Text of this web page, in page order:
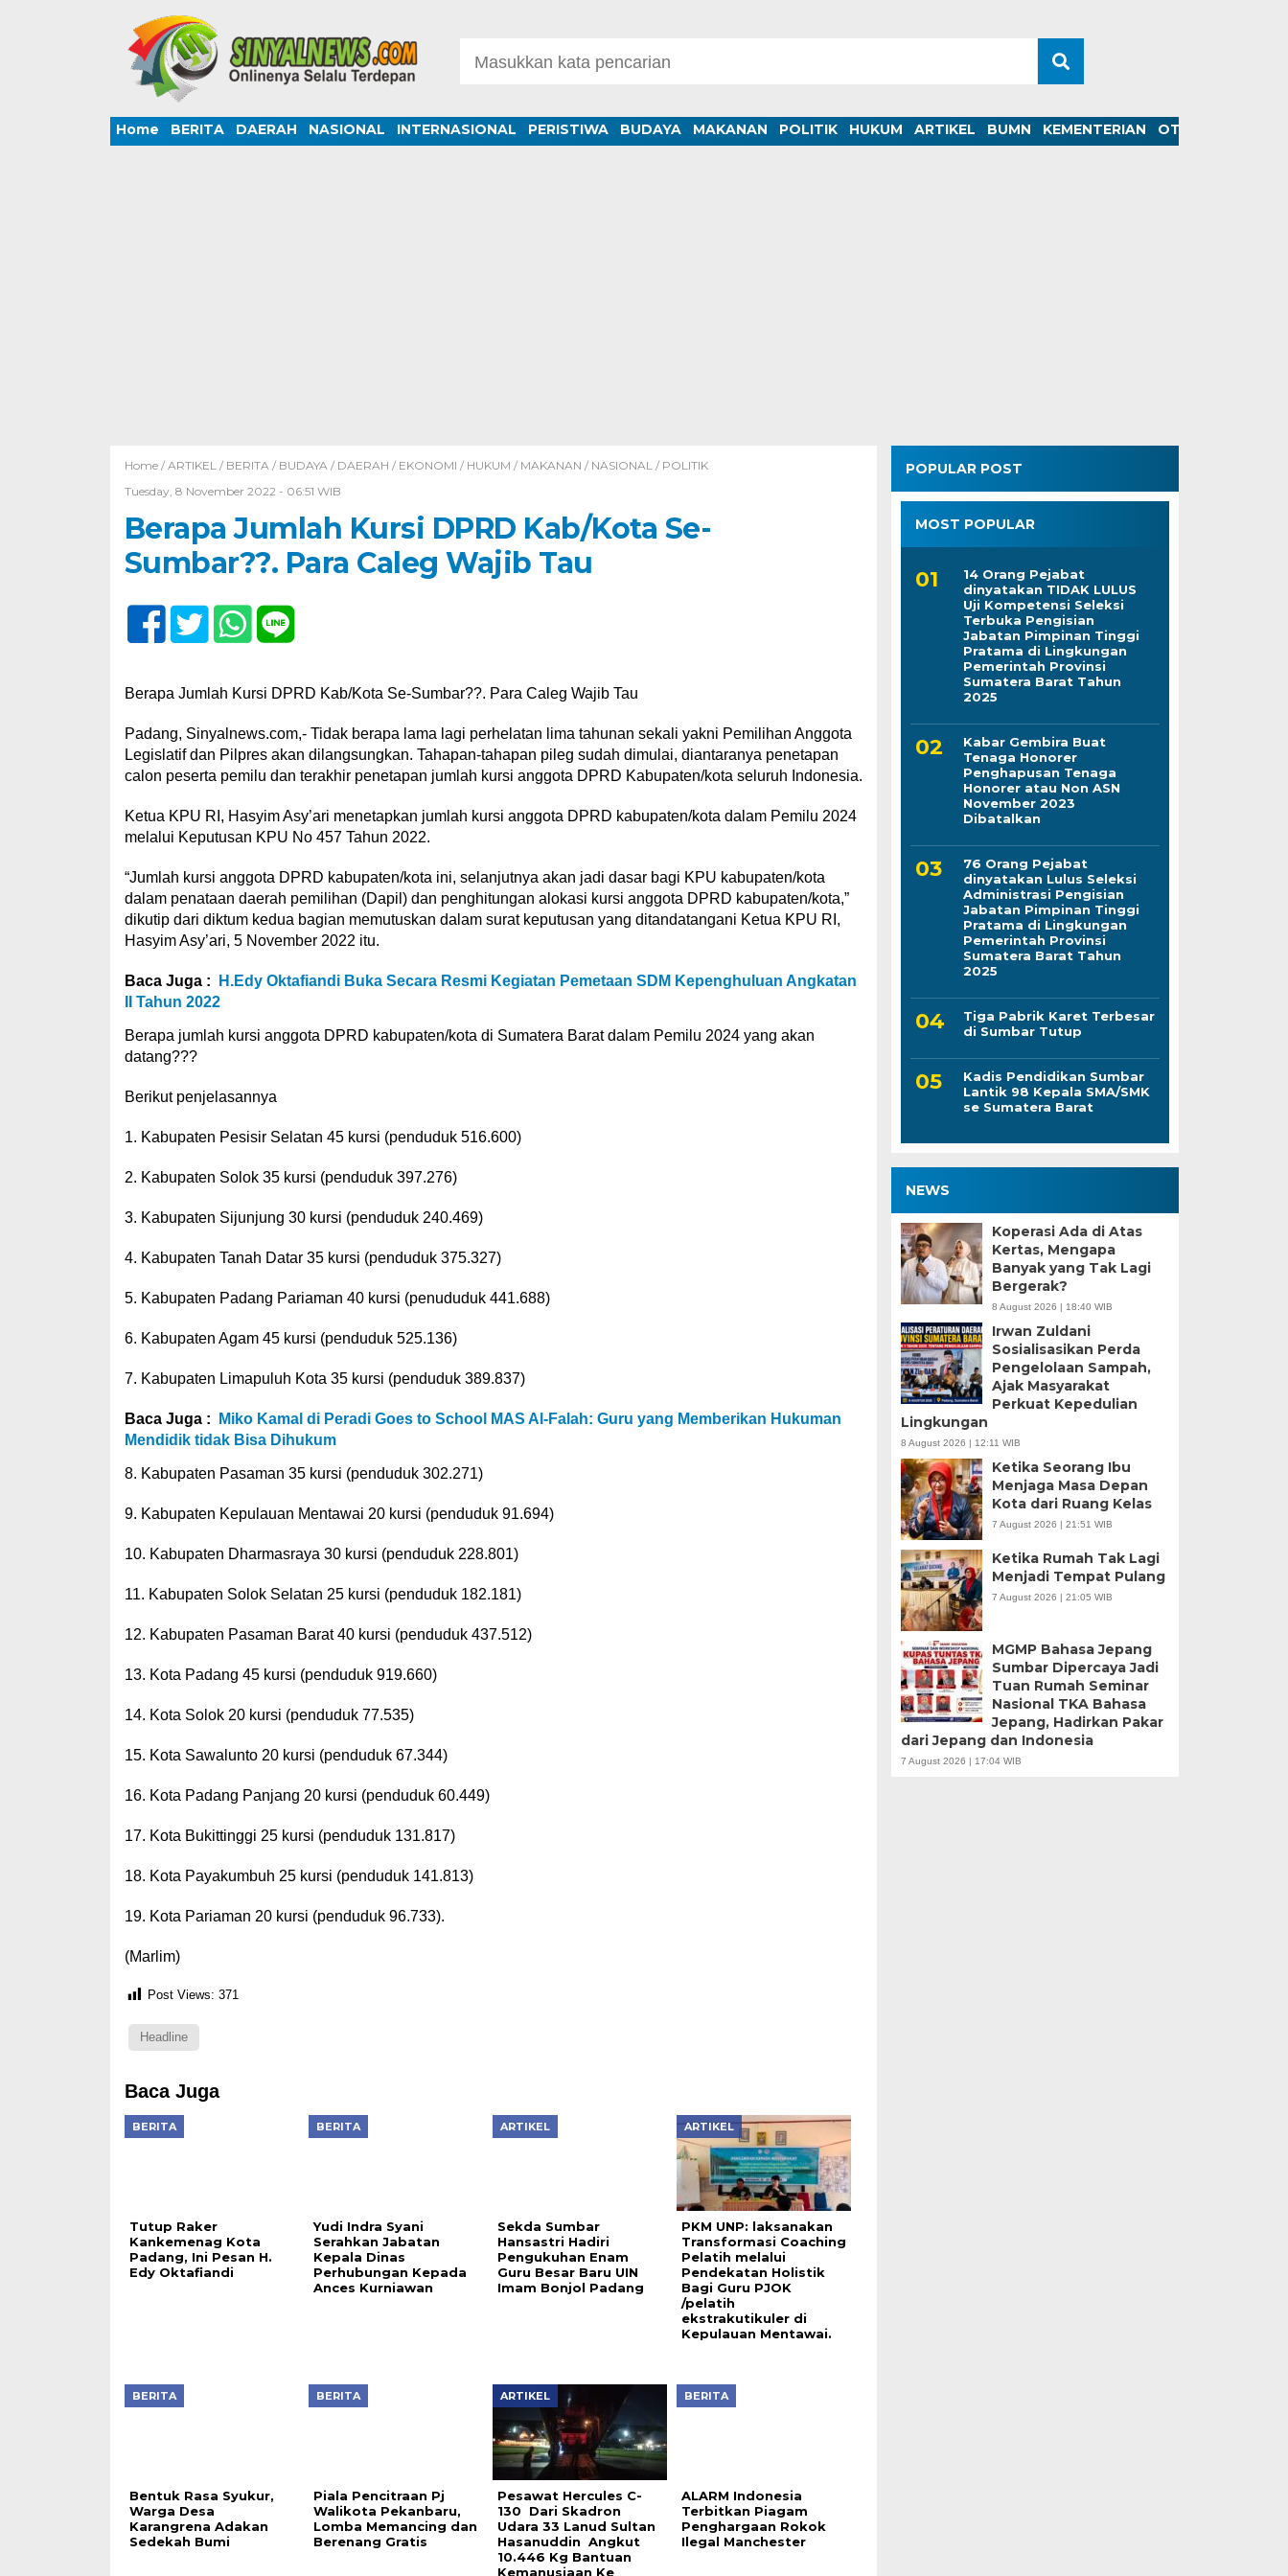
Home BERITA DAERAH NASIONAL INTERNASIONAL PERISTIWA BUDAYA MAKANAN POLITIK HUKUM ARTIKEL BUMN KEMENTERIAN OTOMOTIF
Home / ARTIKEL/ BERITA/ BUDAYA/ DAERAH / EKONOMI / HUKUM / MAKANAN / NASIONAL/ POLITIK
Tuesday, 8 November 2022 - 06:51 WIB
Berapa Jumlah Kursi DPRD Kab/Kota Se-
Sumbar??. Para Caleg Wajib Tau
Berapa Jumlah Kursi DPRD Kab/Kota Se-Sumbar??. Para Caleg Wajib Tau
Padang, Sinyalnews.com,- Tidak berapa lama lagi perhelatan lima tahunan sekali yakni Pemilihan Anggota
Legislatif dan Pilpres akan dilangsungkan. Tahapan-tahapan pileg sudah dimulai, diantaranya penetapan
calon peserta pemilu dan terakhir penetapan jumlah kursi anggota DPRD Kabupaten/kota seluruh Indonesia.
Ketua KPU RI, Hasyim Asy’ari menetapkan jumlah kursi anggota DPRD kabupaten/kota dalam Pemilu 2024
melalui Keputusan KPU No 457 Tahun 2022.
“Jumlah kursi anggota DPRD kabupaten/kota ini, selanjutnya akan jadi dasar bagi KPU kabupaten/kota
dalam penataan daerah pemilihan (Dapil) dan penghitungan alokasi kursi anggota DPRD kabupaten/kota,”
dikutip dari diktum kedua bagian memutuskan dalam surat keputusan yang ditandatangani Ketua KPU RI,
Hasyim Asy’ari, 5 November 2022 itu.
Baca Juga :
H.Edy Oktafiandi Buka Secara Resmi Kegiatan Pemetaan SDM Kepenghuluan Angkatan
II Tahun 2022
Berapa jumlah kursi anggota DPRD kabupaten/kota di Sumatera Barat dalam Pemilu 2024 yang akan
datang???
Berikut penjelasannya
1. Kabupaten Pesisir Selatan 45 kursi (penduduk 516.600)
2. Kabupaten Solok 35 kursi (penduduk 397.276)
3. Kabupaten Sijunjung 30 kursi (penduduk 240.469)
4. Kabupaten Tanah Datar 35 kursi (penduduk 375.327)
5. Kabupaten Padang Pariaman 40 kursi (penududuk 441.688)
6. Kabupaten Agam 45 kursi (penduduk 525.136)
7. Kabupaten Limapuluh Kota 35 kursi (penduduk 389.837)
Baca Juga :
Miko Kamal di Peradi Goes to School MAS Al-Falah: Guru yang Memberikan Hukuman
Mendidik tidak Bisa Dihukum
8. Kabupaten Pasaman 35 kursi (penduduk 302.271)
9. Kabupaten Kepulauan Mentawai 20 kursi (penduduk 91.694)
10. Kabupaten Dharmasraya 30 kursi (penduduk 228.801)
11. Kabupaten Solok Selatan 25 kursi (penduduk 182.181)
12. Kabupaten Pasaman Barat 40 kursi (penduduk 437.512)
13. Kota Padang 45 kursi (penduduk 919.660)
14. Kota Solok 20 kursi (penduduk 77.535)
15. Kota Sawalunto 20 kursi (penduduk 67.344)
16. Kota Padang Panjang 20 kursi (penduduk 60.449)
17. Kota Bukittinggi 25 kursi (penduduk 131.817)
18. Kota Payakumbuh 25 kursi (penduduk 141.813)
19. Kota Pariaman 20 kursi (penduduk 96.733).
(Marlim)
Post Views: 371
Headline
Baca Juga
BERITA
Tutup Raker
Kankemenag Kota
Padang, Ini Pesan H.
Edy Oktafiandi
BERITA
Yudi Indra Syani
Serahkan Jabatan
Kepala Dinas
Perhubungan Kepada
Ances Kurniawan
ARTIKEL
Sekda Sumbar
Hansastri Hadiri
Pengukuhan Enam
Guru Besar Baru UIN
Imam Bonjol Padang
ARTIKEL
PKM UNP: laksanakan
Transformasi Coaching
Pelatih melalui
Pendekatan Holistik
Bagi Guru PJOK
/pelatih
ekstrakutikuler di
Kepulauan Mentawai.
BERITA
Bentuk Rasa Syukur,
Warga Desa
Karangrena Adakan
Sedekah Bumi
BERITA
Piala Pencitraan Pj
Walikota Pekanbaru,
Lomba Memancing dan
Berenang Gratis
ARTIKEL
Pesawat Hercules C-
130 Dari Skadron
Udara 33 Lanud Sultan
Hasanuddin Angkut
10.446 Kg Bantuan
Kemanusiaan Ke
BERITA
ALARM Indonesia
Terbitkan Piagam
Penghargaan Rokok
Ilegal Manchester
POPULAR POST
MOST POPULAR
14 Orang Pejabat
dinyatakan TIDAK LULUS
Uji Kompetensi Seleksi
Terbuka Pengisian
Jabatan Pimpinan Tinggi
Pratama di Lingkungan
Pemerintah Provinsi
Sumatera Barat Tahun
2025
Kabar Gembira Buat
Tenaga Honorer
Penghapusan Tenaga
Honorer atau Non ASN
November 2023
Dibatalkan
76 Orang Pejabat
dinyatakan Lulus Seleksi
Administrasi Pengisian
Jabatan Pimpinan Tinggi
Pratama di Lingkungan
Pemerintah Provinsi
Sumatera Barat Tahun
2025
Tiga Pabrik Karet Terbesar
di Sumbar Tutup
Kadis Pendidikan Sumbar
Lantik 98 Kepala SMA/SMK
se Sumatera Barat
NEWS
Koperasi Ada di Atas
Kertas, Mengapa
Banyak yang Tak Lagi
Bergerak?
8 August 2026 | 18:40 WIB
Irwan Zuldani
Sosialisasikan Perda
Pengelolaan Sampah,
Ajak Masyarakat
Perkuat Kepedulian
Lingkungan
8 August 2026 | 12:11 WIB
Ketika Seorang Ibu
Menjaga Masa Depan
Kota dari Ruang Kelas
7 August 2026 | 21:51 WIB
Ketika Rumah Tak Lagi
Menjadi Tempat Pulang
7 August 2026 | 21:05 WIB
MGMP Bahasa Jepang
Sumbar Dipercaya Jadi
Tuan Rumah Seminar
Nasional TKA Bahasa
Jepang, Hadirkan Pakar
dari Jepang dan Indonesia
7 August 2026 | 17:04 WIB